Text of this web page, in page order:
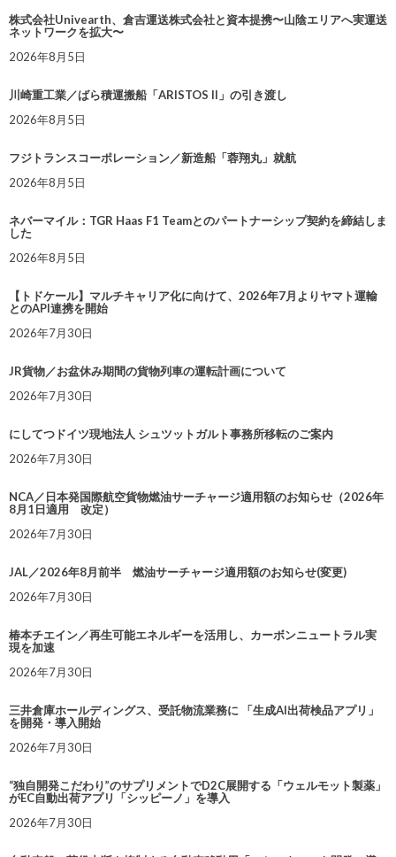
株式会社Univearth、倉吉運送株式会社と資本提携〜山陰エリアへ実運送
ネットワークを拡大〜
2026年8月5日
川崎重工業／ばら積運搬船「ARISTOS II」の引き渡し
2026年8月5日
フジトランスコーポレーション／新造船「蓉翔丸」就航
2026年8月5日
ネバーマイル：TGR Haas F1 Teamとのパートナーシップ契約を締結しま
した
2026年8月5日
【トドケール】マルチキャリア化に向けて、2026年7月よりヤマト運輸
とのAPI連携を開始
2026年7月30日
JR貨物／お盆休み期間の貨物列車の運転計画について
2026年7月30日
にしてつドイツ現地法人 シュツットガルト事務所移転のご案内
2026年7月30日
NCA／日本発国際航空貨物燃油サーチャージ適用額のお知らせ（2026年
8月1日適用 改定）
2026年7月30日
JAL／2026年8月前半 燃油サーチャージ適用額のお知らせ(変更)
2026年7月30日
椿本チエイン／再生可能エネルギーを活用し、カーボンニュートラル実
現を加速
2026年7月30日
三井倉庫ホールディングス、受託物流業務に 「生成AI出荷検品アプリ」
を開発・導入開始
2026年7月30日
“独自開発こだわり”のサプリメントでD2C展開する「ウェルモット製薬」
がEC自動出荷アプリ「シッピーノ」を導入
2026年7月30日